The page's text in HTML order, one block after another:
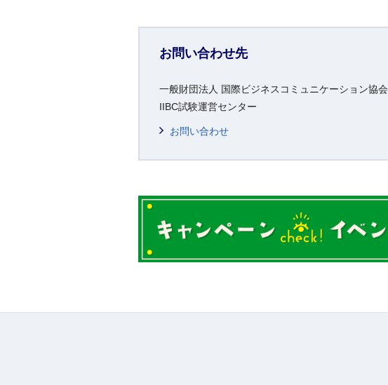
お問い合わせ先
一般財団法人 国際ビジネスコミュニケーション協会
IIBC試験運営センター
お問い合わせ